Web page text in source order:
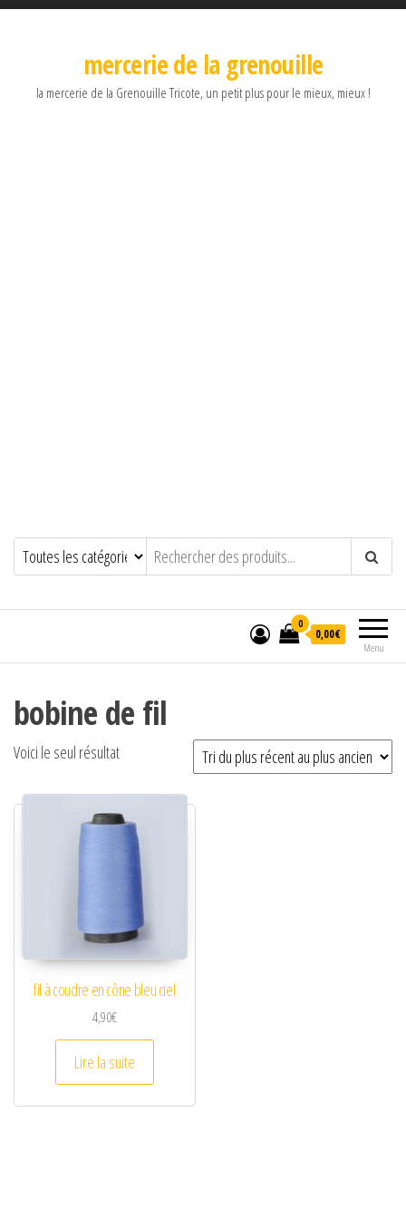
mercerie de la grenouille
la mercerie de la Grenouille Tricote, un petit plus pour le mieux, mieux !
Menu
0
0,00€
bobine de fil
Voici le seul résultat
fil à coudre en cône bleu ciel
4,90€
Lire la suite